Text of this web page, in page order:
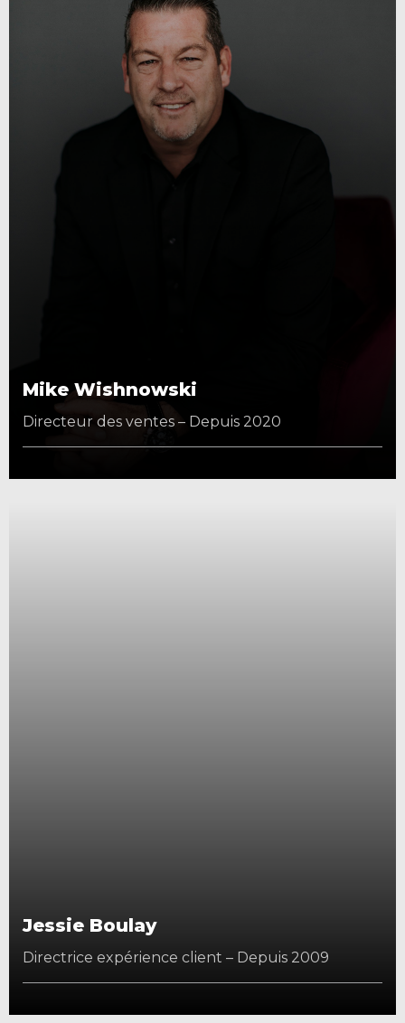
Mike Wishnowski
Directeur des ventes – Depuis 2020
Jessie Boulay
Directrice expérience client – Depuis 2009